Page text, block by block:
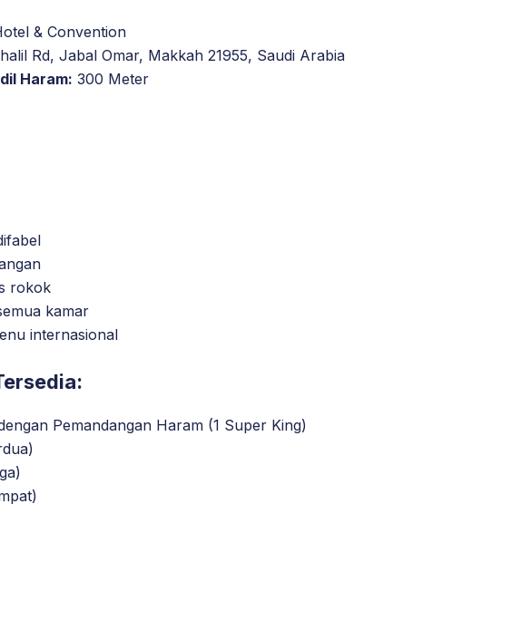
& Convention
Rd, Jabal Omar, Makkah 21955, Saudi Arabia
Haram: 300 Meter
rokok
kamar
internasional
Pemandangan Haram (1 Super King)